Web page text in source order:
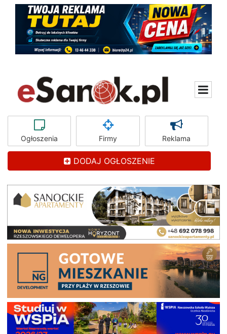
Ogłoszenia Firmy Reklama
DODAJ OGŁOSZENIE